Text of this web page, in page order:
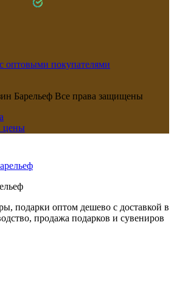
оптовыми покупателями
Барельеф Все права защищены
цены
подарки оптом дешево с доставкой в
продажа подарков и сувениров